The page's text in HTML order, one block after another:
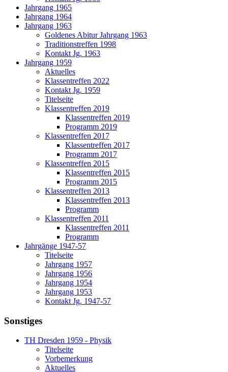
Jahrgang 1965
Jahrgang 1964
Jahrgang 1963
Goldenes Abitur Jahrgang 1963
Traditionstreffen 1998
Kontakt Jg. 1963
Jahrgang 1959
Aktuelles
Klassentreffen 2022
Kontakt Jg. 1959
Titelseite
Klassentreffen 2019
Klassentreffen 2019
Programm 2019
Klassentreffen 2017
Klassentreffen 2017
Programm 2017
Klassentreffen 2015
Klassentreffen 2015
Programm 2015
Klassentreffen 2013
Klassentreffen 2013
Programm
Klassentreffen 2011
Klassentreffen 2011
Programm
Jahrgänge 1947-57
Titelseite
Jahrgang 1957
Jahrgang 1956
Jahrgang 1954
Jahrgang 1953
Kontakt Jg. 1947-57
Sonstiges
TH Dresden 1959 - Physik
Titelseite
Vorbemerkung
Aktuelles